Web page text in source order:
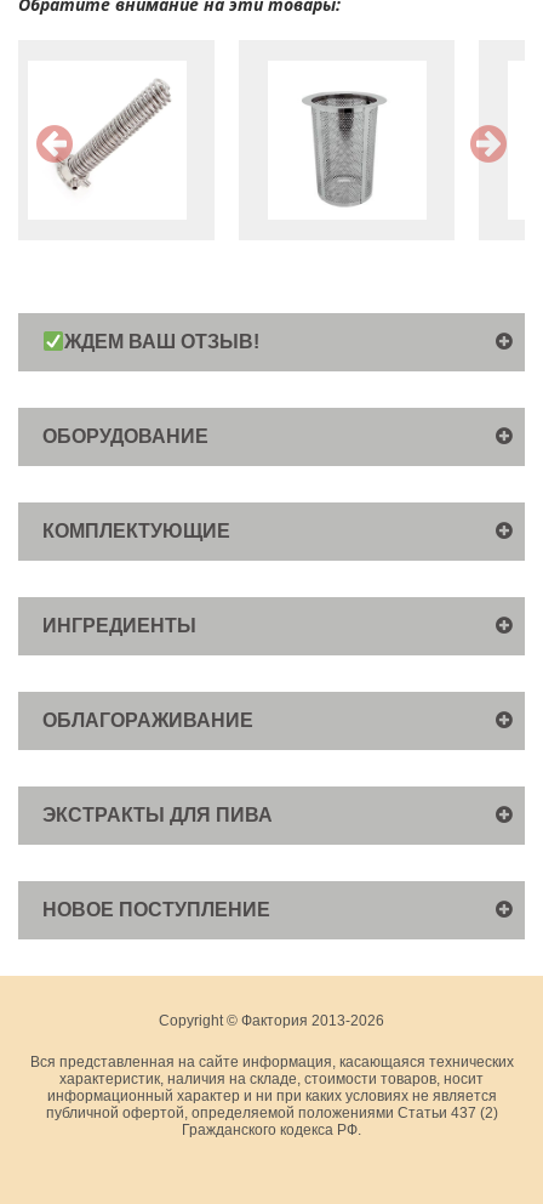
ЖДЕМ ВАШ ОТЗЫВ!
ОБОРУДОВАНИЕ
КОМПЛЕКТУЮЩИЕ
ИНГРЕДИЕНТЫ
ОБЛАГОРАЖИВАНИЕ
ЭКСТРАКТЫ ДЛЯ ПИВА
НОВОЕ ПОСТУПЛЕНИЕ
Copyright © Фактория 2013-2026
Вся представленная на сайте информация, касающаяся технических
характеристик, наличия на складе, стоимости товаров, носит
информационный характер и ни при каких условиях не является
публичной офертой, определяемой положениями Статьи 437 (2)
Гражданского кодекса РФ.